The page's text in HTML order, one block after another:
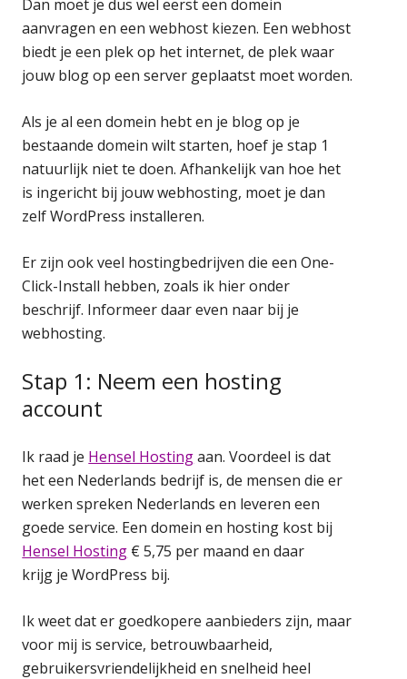
Dan moet je dus wel eerst een domein
aanvragen en een webhost kiezen. Een webhost
biedt je een plek op het internet, de plek waar
jouw blog op een server geplaatst moet worden.
Als je al een domein hebt en je blog op je
bestaande domein wilt starten, hoef je stap 1
natuurlijk niet te doen. Afhankelijk van hoe het
is ingericht bij jouw webhosting, moet je dan
zelf WordPress installeren.
Er zijn ook veel hostingbedrijven die een One-
Click-Install hebben, zoals ik hier onder
beschrijf. Informeer daar even naar bij je
webhosting.
Stap 1: Neem een hosting
account
Ik raad je Hensel Hostingaan. Voordeel is dat
het een Nederlands bedrijf is, de mensen die er
werken spreken Nederlands en leveren een
goede service. Een domein en hosting kost bij
Hensel Hosting € 5,75 per maand en daar
krijg je WordPress bij.
Ik weet dat er goedkopere aanbieders zijn, maar
voor mij is service, betrouwbaarheid,
gebruikersvriendelijkheid en snelheid heel